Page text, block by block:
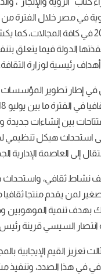
وحتى 30 يونيو 2021 في كافة
في إطار تطوير المؤسسات
بين إنشاءات
استحداث هيكل تنظيمي
إلى العاصمة الإدارية
تم تنفيذ 133 ألف نشاط ثقافي،
لمن يقدم منتجا ثقافيا
وذلك بهدف تنمية
انتصار السيسي قرينة
تعزيز القيم الإيجابية
في هذا الصدد،